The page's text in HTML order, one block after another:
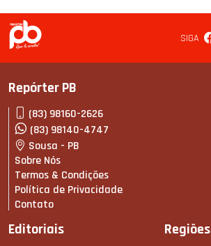
SIGA
Repórter PB
(83) 98160-2626
(83) 98140-4747
Sousa - PB
Sobre Nós
Termos & Condições
Política de Privacidade
Contato
Editoriais Regiões